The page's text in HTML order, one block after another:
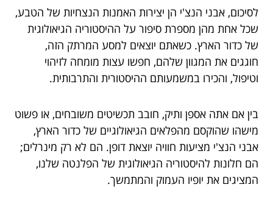
לסיכום, אבני הנצ'י הן יצירות האמנות הנצחיות של הטבע,
שכל אחת מהן מספרת סיפור על ההיסטוריה הגיאולוגית
של כדור הארץ. כשאתם יוצאים למסע המרתק הזה,
חוגגים את המגוון שלהם, חפשו עצות מומחה לזיהוי
וטיפול, והכירו במשמעותם ההיסטורית והתרבותית.
בין אם אתה אספן ותיק, חובב תכשיטים משובחים, או פשוט
מישהו שהוקסם מהפלאים הגיאולוגיים של כדור הארץ,
אבני הנצ'י מציעות חוויה יוצאת דופן. הם לא רק מינרלים;
הם חלונות להיסטוריה הגיאולוגית של הפלנטה שלנו,
המציגים את יופיו העמוק והמתמשך.